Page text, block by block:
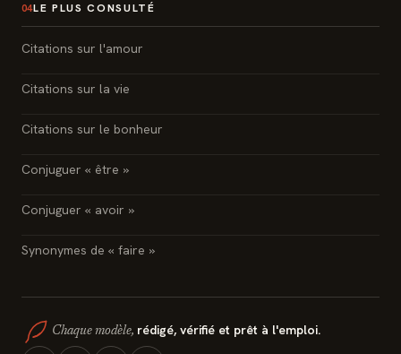
04LE PLUS CONSULTÉ
Citations sur l'amour
Citations sur la vie
Citations sur le bonheur
Conjuguer « être »
Conjuguer « avoir »
Synonymes de « faire »
Chaque modèle, rédigé, vérifié et prêt à l'emploi.